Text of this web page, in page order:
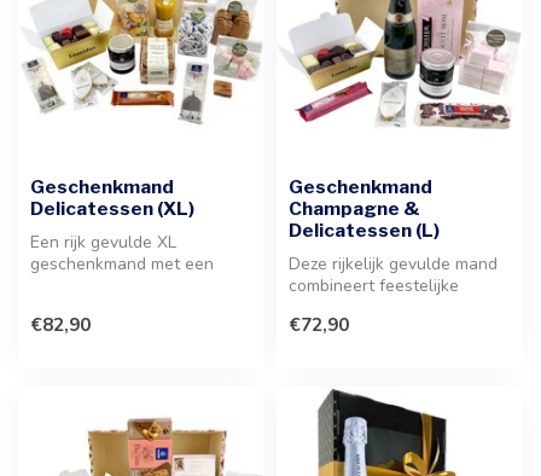
Geschenkmand
Delicatessen (XL)
Een rijk gevulde XL
geschenkmand met een
€82,90
Geschenkmand
Champagne &
Delicatessen (L)
Deze rijkelijk gevulde mand
combineert feestelijke
bonbons...
€72,90